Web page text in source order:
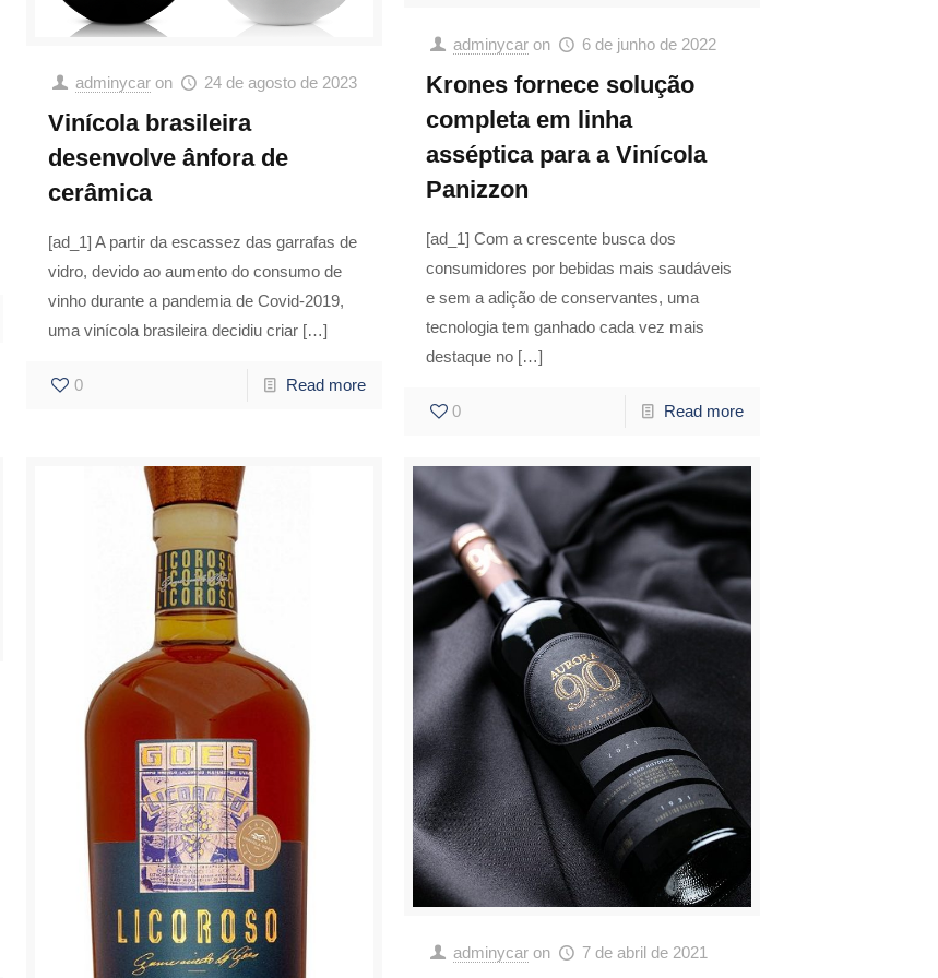
adminycar on 24 de agosto de 2023
Vinícola brasileira
desenvolve ânfora de
cerâmica
[ad_1] A partir da escassez das garrafas de
vidro, devido ao aumento do consumo de
vinho durante a pandemia de Covid-2019,
uma vinícola brasileira decidiu criar […]
0 Read more
adminycar on 6 de junho de 2022
Krones fornece solução
completa em linha
asséptica para a Vinícola
Panizzon
[ad_1] Com a crescente busca dos
consumidores por bebidas mais saudáveis
e sem a adição de conservantes, uma
tecnologia tem ganhado cada vez mais
destaque no […]
0 Read more
adminycar on 7 de abril de 2021